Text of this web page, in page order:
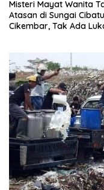
Misteri Mayat Wanita
Atasan di Sungai Cibatu
Cikembar, Tak Ada